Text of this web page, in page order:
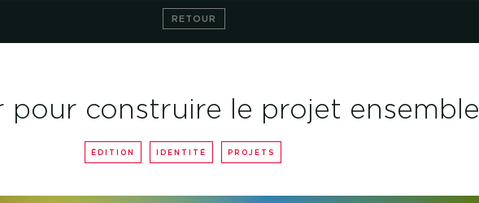
RETOUR
pour construire le projet ensemble
ÉDITION IDENTITÉ PROJETS